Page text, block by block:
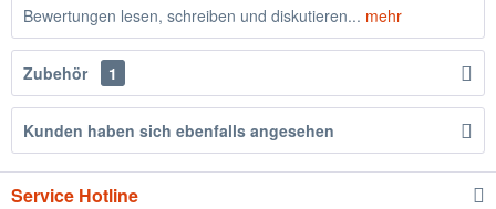
Bewertungen lesen, schreiben und diskutieren... mehr
Zubehör 1
Kunden haben sich ebenfalls angesehen
Service Hotline